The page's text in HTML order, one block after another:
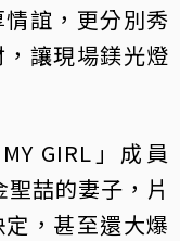
誼，更分別秀
讓現場鎂光燈
GIRL」成員
喆的妻子，片
，甚至還大爆